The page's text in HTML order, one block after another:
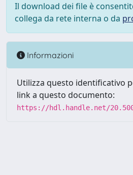
Il download dei file è
collega da rete interna o da
Informazioni
Utilizza questo identificativo
link a questo documento:
https://hdl.handle.net/